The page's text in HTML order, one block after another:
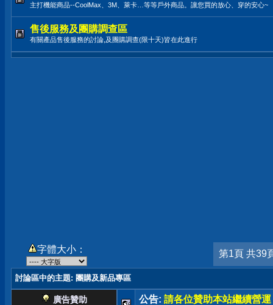
主打機能商品--CoolMax、3M、萊卡…等等戶外商品。讓您買的放心、穿的安心~
售後服務及團購調查區
有關產品售後服務的討論,及團購調查(限十天)皆在此進行
字體大小： 第1頁 共39
討論區中的主題: 團購及新品專區
廣告贊助 公告: 請各位贊助本站繼續營運